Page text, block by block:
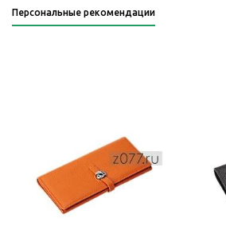
Персональные рекомендации